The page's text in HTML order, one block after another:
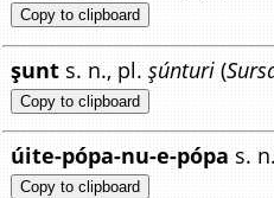
Copy to clipboard
șunt s. n., pl.șúnturi (
Copy to clipboard
úite-pópa-nu-e-pópa s.
Copy to clipboard